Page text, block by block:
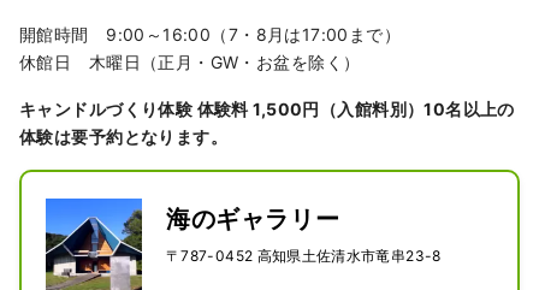
開館時間 9:00～16:00（7・8月は17:00まで）
休館日 木曜日（正月・GW・お盆を除く）
キャンドルづくり体験 体験料 1,500円（入館料別）10名以上の
体験は要予約となります。
海のギャラリー
〒787-0452 高知県土佐清水市竜串23-8